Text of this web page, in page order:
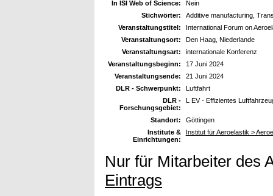
In ISI Web of Science:
Nein
Stichwörter:
Additive manufacturing,
Veranstaltungstitel:
International Forum on
Veranstaltungsort:
Den Haag, Niederlande
Veranstaltungsart:
internationale Konferenz
Veranstaltungsbeginn:
17 Juni 2024
Veranstaltungsende:
21 Juni 2024
DLR - Schwerpunkt:
Luftfahrt
DLR -
Forschungsgebiet:
L EV - Effizientes
Standort:
Göttingen
Institute &
Einrichtungen:
Institut für Aeroelastik >
Nur für Mitarbeiter des
Eintrags